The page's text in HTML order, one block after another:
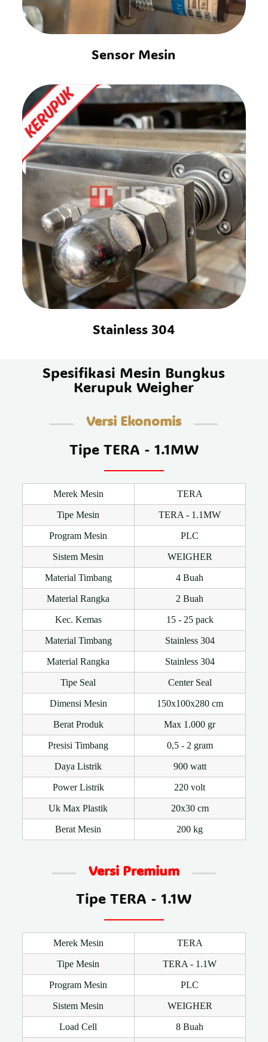
Sensor Mesin
Stainless 304
Spesifikasi Mesin Bungkus
Kerupuk Weigher
Versi Ekonomis
Tipe TERA - 1.1MW
Merek Mesin TERA
Tipe Mesin TERA - 1.1MW
Program Mesin PLC
Sistem Mesin WEIGHER
Material Timbang 4 Buah
Material Rangka 2 Buah
Kec. Kemas 15 - 25 pack
Material Timbang Stainless 304
Material Rangka Stainless 304
Tipe Seal Center Seal
Dimensi Mesin 150x100x280 cm
Berat Produk Max 1.000 gr
Presisi Timbang 0,5 - 2 gram
Daya Listrik 900 watt
Power Listrik 220 volt
Uk Max Plastik 20x30 cm
Berat Mesin 200 kg
Versi Premium
Tipe TERA - 1.1W
Merek Mesin TERA
Tipe Mesin TERA - 1.1W
Program Mesin PLC
Sistem Mesin WEIGHER
Load Cell 8 Buah